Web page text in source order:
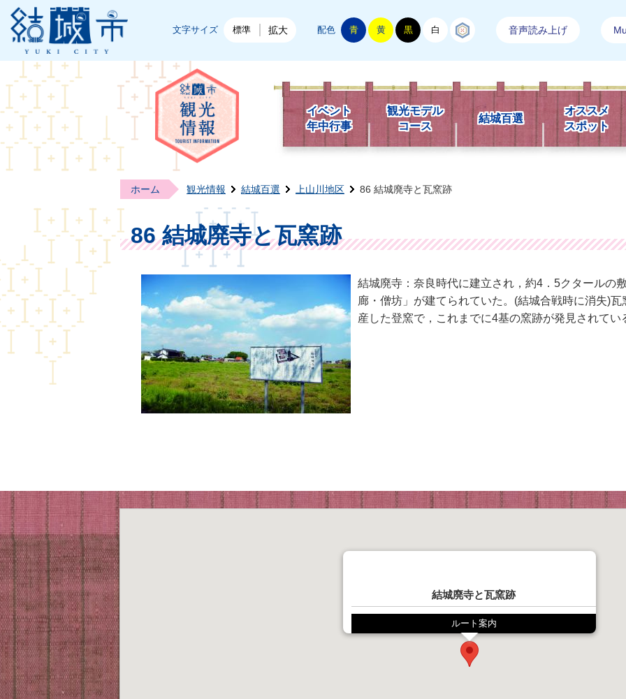
結城市公式ホームページ
文字サイズ 標準 拡大 配色 青 黄 黒 白 音声読み上げ
イベント
年中行事
観光モデル
コース
結城百選
オススメ
スポット
ホーム 観光情報 結城百選 上山川地区 86 結城廃寺と瓦窯跡
86 結城廃寺と瓦窯跡
結城廃寺：奈良時代に建立され，約4．5クタールの
廊・僧坊」が建てられていた。(結城合戦時に消失)
産した登窯で，これまでに4基の窯跡が発見されてい
結城廃寺と瓦窯跡
ルート案内